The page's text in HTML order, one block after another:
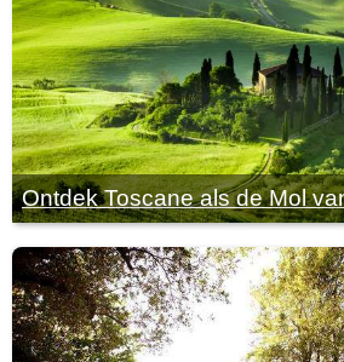
Ontdek Toscane als de Mol